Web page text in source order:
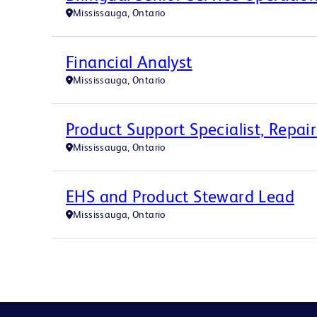
Mississauga, Ontario
Financial Analyst
Mississauga, Ontario
Product Support Specialist,
Mississauga, Ontario
EHS and Product Steward Lead
Mississauga, Ontario